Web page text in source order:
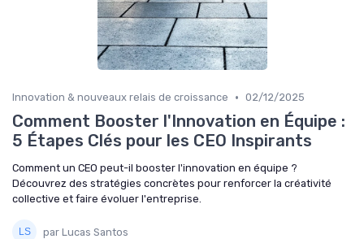
Innovation & nouveaux relais de croissance • 02/12/2025
Comment Booster l'Innovation en Équipe :
5 Étapes Clés pour les CEO Inspirants
Comment un CEO peut-il booster l'innovation en équipe ?
Découvrez des stratégies concrètes pour renforcer la créativité
collective et faire évoluer l'entreprise.
par Lucas Santos